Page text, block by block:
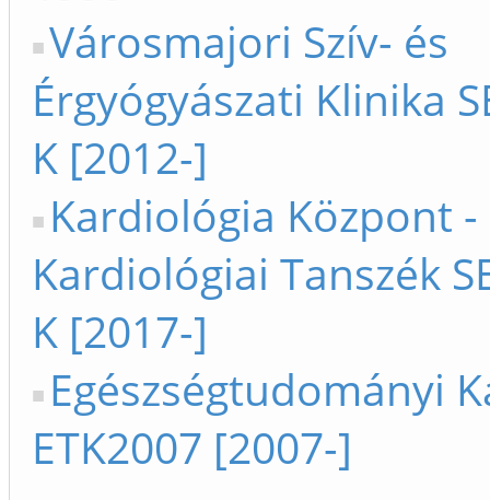
Városmajori Szív- és
Érgyógyászati Klinika
K [2012-]
Kardiológia Központ -
Kardiológiai Tanszék
K [2017-]
Egészségtudományi
ETK2007 [2007-]